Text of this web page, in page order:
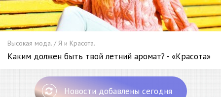
Высокая мода. / Я и Красота.
Каким должен быть твой летний аромат? - «Красота»
Новости добавлены сегодня